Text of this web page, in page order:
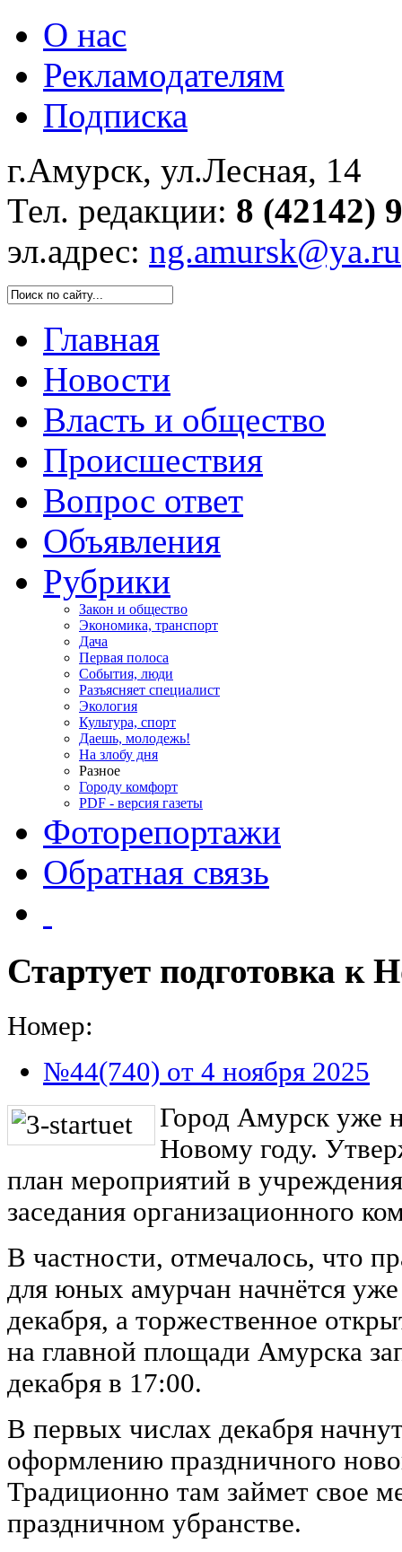
О нас
Рекламодателям
Подписка
г.Амурск, ул.Лесная, 14
Тел. редакции: 8 (42142)
эл.адрес: ng.amursk@ya.ru
Главная
Новости
Власть и общество
Происшествия
Вопрос ответ
Объявления
Рубрики
Закон и общество
Экономика, транспорт
Дача
Первая полоса
События, люди
Разъясняет специалист
Экология
Культура, спорт
Даешь, молодежь!
На злобу дня
Разное
Городу комфорт
PDF - версия газеты
Фоторепортажи
Обратная связь
Стартует подготовка к
Номер:
№44(740) от 4 ноября 2025
Город Амурск уже
Новому году.
план мероприятий в
заседания организационного
В частности, отмечалось, что
для юных амурчан начнётся
декабря, а торжественное
на главной площади Амурска
декабря в 17:00.
В первых числах декабря
оформлению праздничного
Традиционно там займет свое
праздничном убранстве.